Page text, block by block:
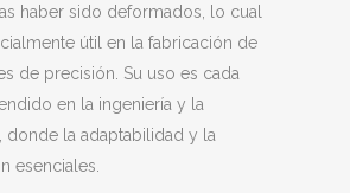
haber sido deformados, lo cual
útil en la fabricación de
de precisión. Su uso es cada
en la ingeniería y la
donde la adaptabilidad y la
esenciales.